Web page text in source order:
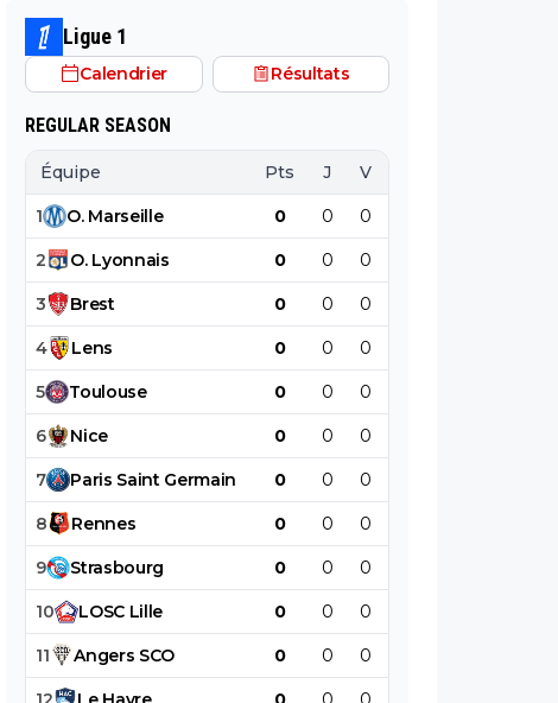
Ligue 1
Calendrier Résultats
REGULAR SEASON
Équipe Pts J V
1 O. Marseille 0 0 0
2 O. Lyonnais 0 0 0
3 Brest 0 0 0
4 Lens 0 0 0
5 Toulouse 0 0 0
6 Nice 0 0 0
7 Paris Saint Germain 0 0 0
8 Rennes 0 0 0
9 Strasbourg 0 0 0
10 LOSC Lille 0 0 0
11 Angers SCO 0 0 0